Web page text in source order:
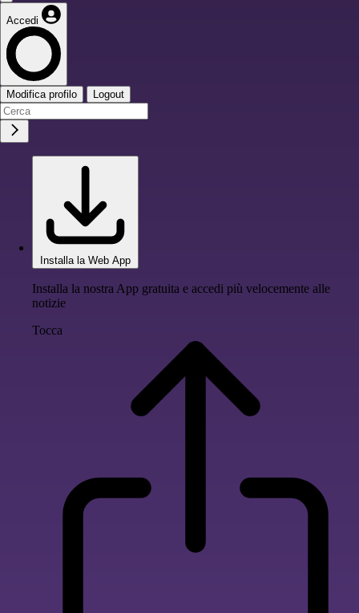
Accedi
Modifica profilo Logout
Installa la Web App
Installa la nostra App gratuita e accedi più velocemente alle
notizie
Tocca